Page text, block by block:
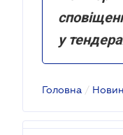
у
Головна /